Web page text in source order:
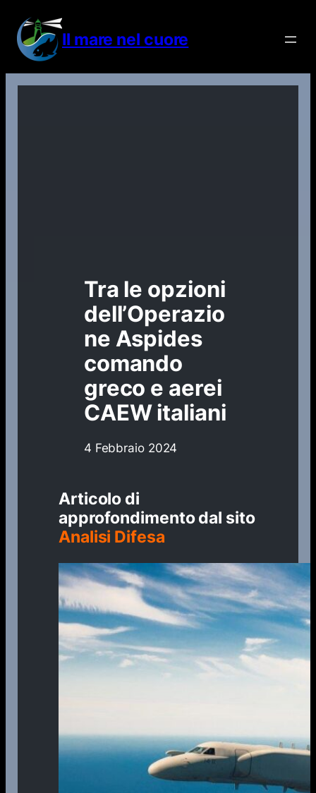
contenuto
Il mare nel cuore
Tra le opzioni
dell’Operazio
ne Aspides
comando
greco e aerei
CAEW italiani
4 Febbraio 2024
Articolo di
approfondimento dal sito
Analisi Difesa